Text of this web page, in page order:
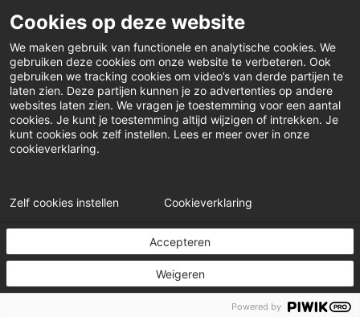
Contact
Actueel
Inloggen
Downloads
Klacht indienen
Privacy statement
Cookies instellen
Cookies op deze website
We maken gebruik van functionele en analytische cookies. We
gebruiken deze cookies om onze website te verbeteren. Ook
gebruiken we tracking cookies om video’s van derde partijen te
laten zien. Deze partijen kunnen je zo advertenties op andere
websites laten zien. We vragen je toestemming voor een aantal
cookies. Je kunt je toestemming altijd wijzigen of intrekken. Je
kunt cookies ook zelf instellen. Lees er meer over in onze
cookieverklaring.
Accepteren
Weigeren
Zelf cookies instellen Cookieverklaring
Powered by